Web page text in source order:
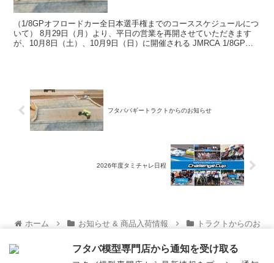
（1/8GPオフロードカー全日本選手権までのコーススケジュールにつ
いて） 8月29日（月）より、平日の営業を再開させていただきます
が、10月8日（土）、10月9日（日）に開催される JMRCA 1/8GPオ
フタババギートラクトからのお知らせ
2026年度タミチャレ日程
ホーム お知らせ & 商品入荷情報
トラクトからのお
フタバ模型専門店から通知を受け取る